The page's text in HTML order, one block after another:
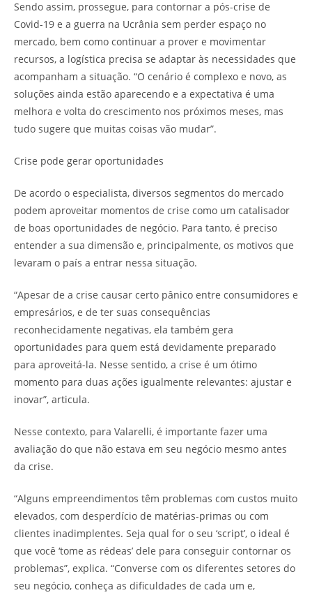
Sendo assim, prossegue, para contornar a pós-crise de
Covid-19 e a guerra na Ucrânia sem perder espaço no
mercado, bem como continuar a prover e movimentar
recursos, a logística precisa se adaptar às necessidades que
acompanham a situação. “O cenário é complexo e novo, as
soluções ainda estão aparecendo e a expectativa é uma
melhora e volta do crescimento nos próximos meses, mas
tudo sugere que muitas coisas vão mudar”.
Crise pode gerar oportunidades
De acordo o especialista, diversos segmentos do mercado
podem aproveitar momentos de crise como um catalisador
de boas oportunidades de negócio. Para tanto, é preciso
entender a sua dimensão e, principalmente, os motivos que
levaram o país a entrar nessa situação.
“Apesar de a crise causar certo pânico entre consumidores e
empresários, e de ter suas consequências
reconhecidamente negativas, ela também gera
oportunidades para quem está devidamente preparado
para aproveitá-la. Nesse sentido, a crise é um ótimo
momento para duas ações igualmente relevantes: ajustar e
inovar”, articula.
Nesse contexto, para Valarelli, é importante fazer uma
avaliação do que não estava em seu negócio mesmo antes
da crise.
“Alguns empreendimentos têm problemas com custos muito
elevados, com desperdício de matérias-primas ou com
clientes inadimplentes. Seja qual for o seu ‘script’, o ideal é
que você ‘tome as rédeas’ dele para conseguir contornar os
problemas”, explica. “Converse com os diferentes setores do
seu negócio, conheça as dificuldades de cada um e,